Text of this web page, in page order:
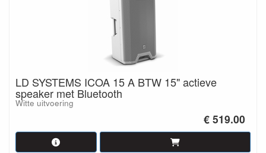
LD SYSTEMS ICOA 15 A BTW 15" actieve
speaker met Bluetooth
Witte uitvoering
€ 519.00